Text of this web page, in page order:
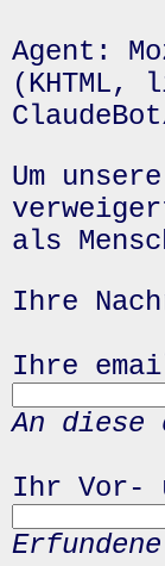
Agent:
Um
als
Ihre
Ihre
An
Ihr Vor-